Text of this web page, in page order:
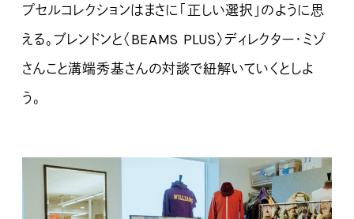
プセルコレクションはまさに「正しい選択」のように思
える。ブレンドンと〈BEAMS PLUS〉ディレクター・ミゾ
さんこと溝端秀基さんの対談で紐解いていくとしよ
う。